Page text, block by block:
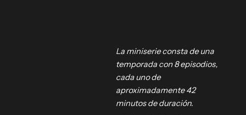
La miniserie consta de una
temporada con 8 episodios,
cada uno de
aproximadamente 42
minutos de duración.